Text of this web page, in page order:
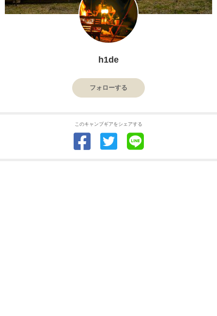
h1de
フォローする
このキャンプギアをシェアする